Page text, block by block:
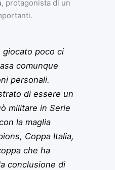
, protagonista di un
giocato poco ci
comunque
personali.
di essere un
militare in Serie
la maglia
Coppa Italia,
che ha
conclusione di